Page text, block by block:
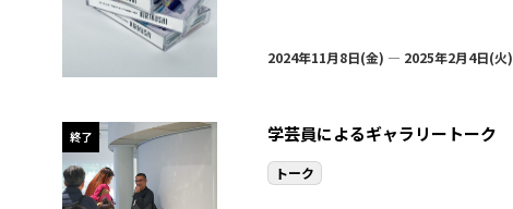
2024年11月8日(金) — 2025年2月4日(火)
終了 学芸員によるギャラリートーク
トーク